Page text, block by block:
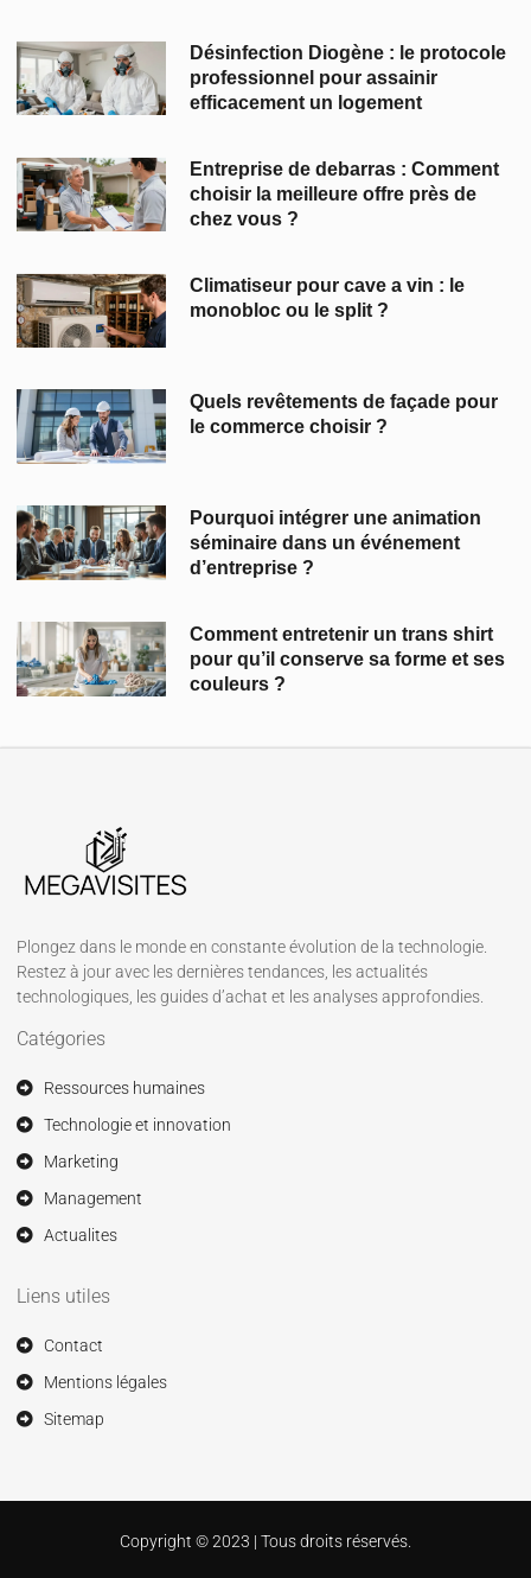
Désinfection Diogène : le protocole
professionnel pour assainir
efficacement un logement
Entreprise de debarras : Comment
choisir la meilleure offre près de
chez vous ?
Climatiseur pour cave a vin : le
monobloc ou le split ?
Quels revêtements de façade pour
le commerce choisir ?
Pourquoi intégrer une animation
séminaire dans un événement
d’entreprise ?
Comment entretenir un trans shirt
pour qu’il conserve sa forme et ses
couleurs ?
Plongez dans le monde en constante évolution de la technologie.
Restez à jour avec les dernières tendances, les actualités
technologiques, les guides d’achat et les analyses approfondies.
Catégories
Ressources humaines
Technologie et innovation
Marketing
Management
Actualites
Liens utiles
Contact
Mentions légales
Sitemap
Copyright © 2023 | Tous droits réservés.